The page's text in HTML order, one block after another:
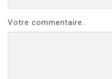
Votre commentaire..